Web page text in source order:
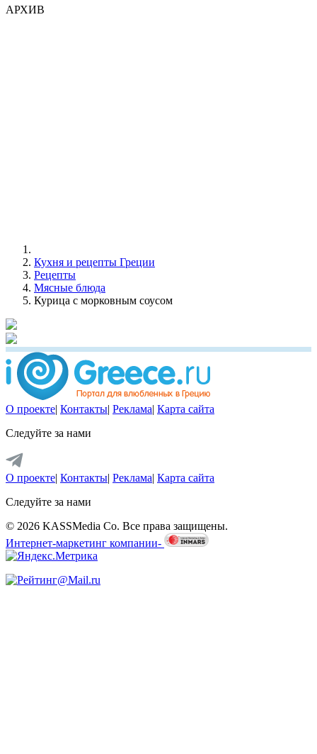
АРХИВ
Кухня и рецепты Греции
Рецепты
Мясные блюда
Курица c морковным соусом
О проекте| Контакты| Реклама| Карта сайта
Следуйте за нами
О проекте| Контакты| Реклама| Карта сайта
Следуйте за нами
© 2026 KASSMedia Co. Все права защищены.
Интернет-маркетинг компании-